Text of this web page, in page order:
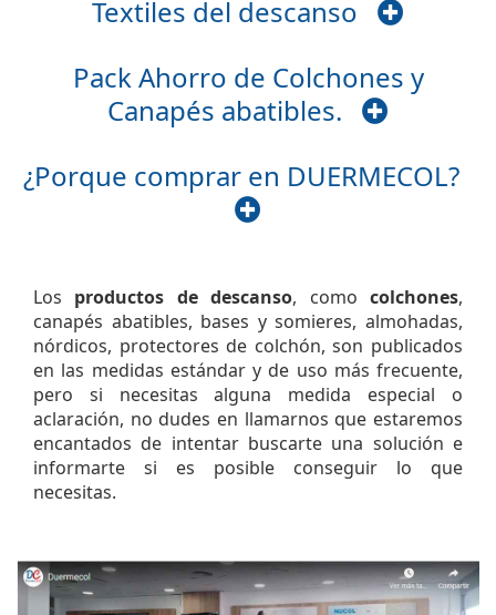
Pack Ahorro de Colchones y
Canapés abatibles.
¿Porque comprar en DUERMECOL?
canapés abatibles, bases y somieres, almohadas,
nórdicos, protectores de colchón, son publicados
en las medidas estándar y de uso más frecuente,
pero si necesitas alguna medida especial o
aclaración, no dudes en llamarnos que estaremos
encantados de intentar buscarte una solución e
informarte si es posible conseguir lo que
necesitas.